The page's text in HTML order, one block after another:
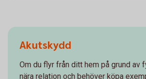
Akutskydd
Om du flyr från ditt hem på grund av
nära relation och behöver köpa